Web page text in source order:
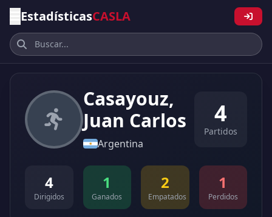
EstadísticasCASLA
Casayouz,
Juan Carlos
Argentina
4
Partidos
4
Dirigidos
1
Ganados
2
Empatados
1
Perdidos